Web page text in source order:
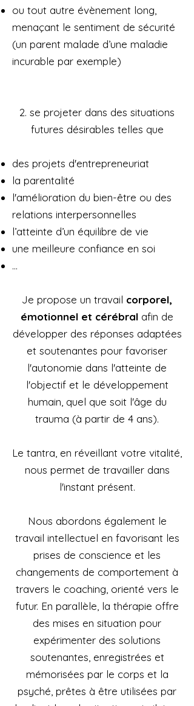
ou tout autre évènement long,
menaçant le sentiment de sécurité
(un parent malade d’une maladie
incurable par exemple)​
2. se projeter dans des situations
futures désirables telles que
des projets d'entrepreneuriat
la parentalité
l'amélioration du bien-être ou des
relations interpersonnelles
l’atteinte d’un équilibre de vie
une meilleure confiance en soi
...
Je propose un travail corporel,
émotionnel et cérébral afin de
développer des réponses adaptées
et soutenantes pour favoriser
l'autonomie dans l'atteinte de
l'objectif et le développement
humain, quel que soit l'âge du
trauma (à partir de 4 ans).
Le tantra, en réveillant votre vitalité,
nous permet de travailler dans
l'instant présent.
Nous abordons également le
travail intellectuel en favorisant les
prises de conscience et les
changements de comportement à
travers le coaching, orienté vers le
futur. En parallèle, la thérapie offre
des mises en situation pour
expérimenter des solutions
soutenantes, enregistrées et
mémorisées par le corps et la
psyché, prêtes à être utilisées par